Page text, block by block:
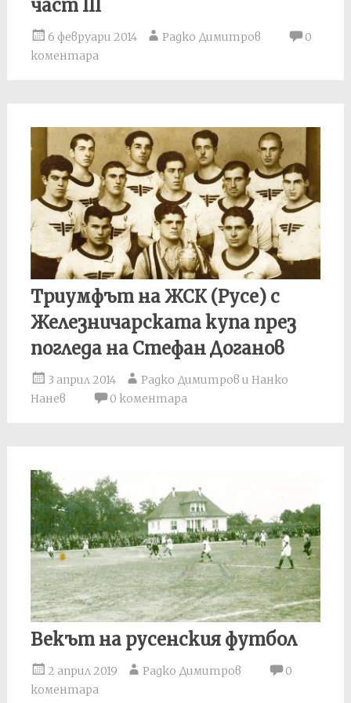
част III
6 февруари 2014 Радко Димитров
0
коментара
Триумфът на ЖСК (Русе) с
Железничарската купа през
погледа на Стефан Доганов
3 април 2014
Радко Димитров и Нанко
Нанев
0 коментара
Векът на русенския футбол
2 април 2019 Радко Димитров
0
коментара